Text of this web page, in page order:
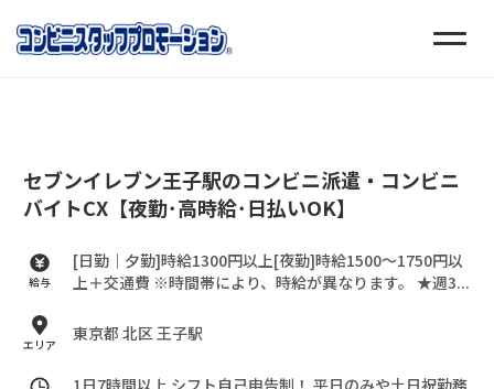
セブンイレブン王子駅のコンビニ派遣・コンビニ
バイトCX【夜勤･高時給･日払いOK】
給与
[日勤｜夕勤]時給1300円以上[夜勤]時給1500～1750円以
上＋交通費 ※時間帯により、時給が異なります。 ★週3...
エリア 東京都 北区 王子駅
1日7時間以上 シフト自己申告制！ 平日のみや土日祝勤務